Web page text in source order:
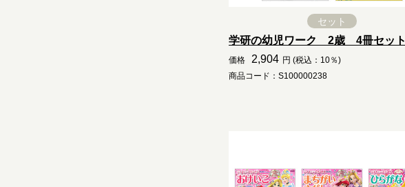
セット
学研の幼児ワーク 2歳 4冊セット
価格 2,904 円 (税込：10％)
商品コード：S100000238